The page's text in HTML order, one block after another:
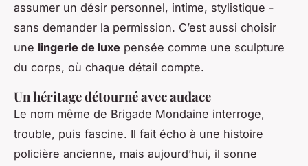
assumer un désir personnel, intime, stylistique -
sans demander la permission. C’est aussi choisir
une lingerie de luxe pensée comme une sculpture
du corps, où chaque détail compte.
Un héritage détourné avec audace
Le nom même de Brigade Mondaine interroge,
trouble, puis fascine. Il fait écho à une histoire
policière ancienne, mais aujourd’hui, il sonne